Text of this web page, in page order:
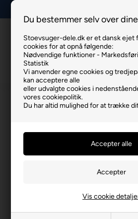
Du bestemmer selv over
Stoevsuger-dele.dk er et dansk ejet
cookies for at opnå følgende:
Nødvendige funktioner -
Statistik
Vi anvender egne cookies og
kan acceptere alle
eller udvalgte cookies i
vores cookiepolitik.
Du har altid mulighed for at trække
Vis cookie
Nilfisk C 110.7-5
Nilfisk C 110.7-5 Højtrykrenser